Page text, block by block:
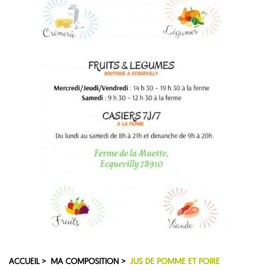
ACCUEIL > MA COMPOSITION > JUS DE POMME ET POIRE